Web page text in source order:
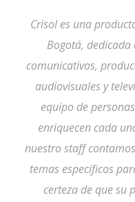
Crisol es una
Bogotá, dedicada
comunicativos,
audiovisuales y
equipo de
enriquecen cada
nuestro staff
temas específicos
certeza de que su